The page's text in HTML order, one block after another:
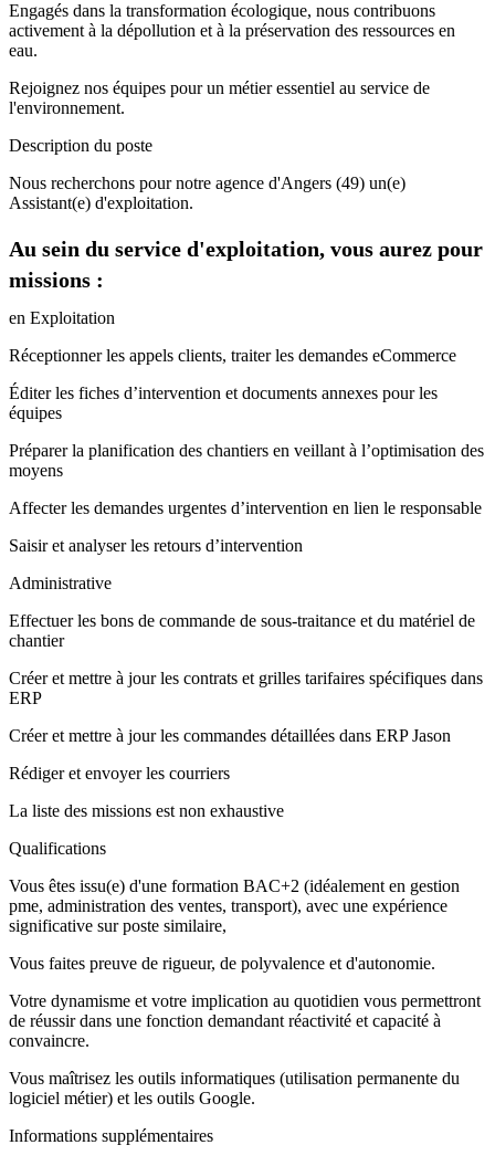
Engagés dans la transformation écologique, nous contribuons
activement à la dépollution et à la préservation des ressources en
eau.
Rejoignez nos équipes pour un métier essentiel au service de
l'environnement.
Description du poste
Nous recherchons pour notre agence d'Angers (49) un(e)
Assistant(e) d'exploitation.
Au sein du service d'exploitation, vous aurez pour
missions :
en Exploitation
Réceptionner les appels clients, traiter les demandes eCommerce
Éditer les fiches d’intervention et documents annexes pour les
équipes
Préparer la planification des chantiers en veillant à l’optimisation des
moyens
Affecter les demandes urgentes d’intervention en lien le responsable
Saisir et analyser les retours d’intervention
Administrative
Effectuer les bons de commande de sous-traitance et du matériel de
chantier
Créer et mettre à jour les contrats et grilles tarifaires spécifiques dans
ERP
Créer et mettre à jour les commandes détaillées dans ERP Jason
Rédiger et envoyer les courriers
La liste des missions est non exhaustive
Qualifications
Vous êtes issu(e) d'une formation BAC+2 (idéalement en gestion
pme, administration des ventes, transport), avec une expérience
significative sur poste similaire,
Vous faites preuve de rigueur, de polyvalence et d'autonomie.
Votre dynamisme et votre implication au quotidien vous permettront
de réussir dans une fonction demandant réactivité et capacité à
convaincre.
Vous maîtrisez les outils informatiques (utilisation permanente du
logiciel métier) et les outils Google.
Informations supplémentaires